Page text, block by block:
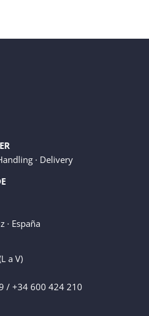
· Delivery
· España
a V)
/ +34 600 424 210